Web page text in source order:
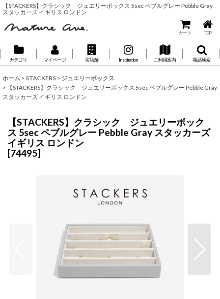
【STACKERS】クラシック ジュエリーボックス 5sec ペブルグレー Pebble Gray
スタッカーズ イギリス ロンドン
カート TOP
カテゴリ マイページ 実店舗 Inspiration ご利用案内 商品検索
ホーム > STACKERS > ジュエリーボックス
>
【STACKERS】クラシック ジュエリーボックス 5sec ペブルグレー Pebble Gray
スタッカーズ イギリス ロンドン
【STACKERS】クラシック ジュエリーボック
ス 5sec ペブルグレー Pebble Gray スタッカーズ
イギリス ロンドン
[74495]